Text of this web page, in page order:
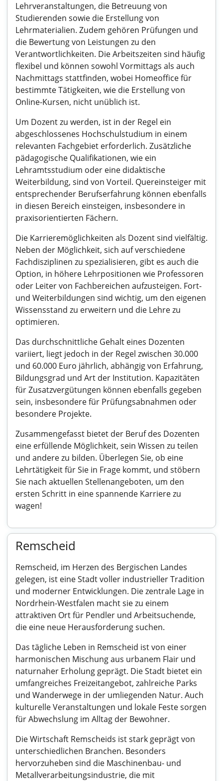
Lehrveranstaltungen, die Betreuung von
Studierenden sowie die Erstellung von
Lehrmaterialien. Zudem gehören Prüfungen und
die Bewertung von Leistungen zu den
Verantwortlichkeiten. Die Arbeitszeiten sind häufig
flexibel und können sowohl Vormittags als auch
Nachmittags stattfinden, wobei Homeoffice für
bestimmte Tätigkeiten, wie die Erstellung von
Online-Kursen, nicht unüblich ist.
Um Dozent zu werden, ist in der Regel ein
abgeschlossenes Hochschulstudium in einem
relevanten Fachgebiet erforderlich. Zusätzliche
pädagogische Qualifikationen, wie ein
Lehramtsstudium oder eine didaktische
Weiterbildung, sind von Vorteil. Quereinsteiger mit
entsprechender Berufserfahrung können ebenfalls
in diesen Bereich einsteigen, insbesondere in
praxisorientierten Fächern.
Die Karrieremöglichkeiten als Dozent sind vielfältig.
Neben der Möglichkeit, sich auf verschiedene
Fachdisziplinen zu spezialisieren, gibt es auch die
Option, in höhere Lehrpositionen wie Professoren
oder Leiter von Fachbereichen aufzusteigen. Fort-
und Weiterbildungen sind wichtig, um den eigenen
Wissensstand zu erweitern und die Lehre zu
optimieren.
Das durchschnittliche Gehalt eines Dozenten
variiert, liegt jedoch in der Regel zwischen 30.000
und 60.000 Euro jährlich, abhängig von Erfahrung,
Bildungsgrad und Art der Institution. Kapazitäten
für Zusatzvergütungen können ebenfalls gegeben
sein, insbesondere für Prüfungsabnahmen oder
besondere Projekte.
Zusammengefasst bietet der Beruf des Dozenten
eine erfüllende Möglichkeit, sein Wissen zu teilen
und andere zu bilden. Überlegen Sie, ob eine
Lehrtätigkeit für Sie in Frage kommt, und stöbern
Sie nach aktuellen Stellenangeboten, um den
ersten Schritt in eine spannende Karriere zu
wagen!
Remscheid
Remscheid, im Herzen des Bergischen Landes
gelegen, ist eine Stadt voller industrieller Tradition
und moderner Entwicklungen. Die zentrale Lage in
Nordrhein-Westfalen macht sie zu einem
attraktiven Ort für Pendler und Arbeitsuchende,
die eine neue Herausforderung suchen.
Das tägliche Leben in Remscheid ist von einer
harmonischen Mischung aus urbanem Flair und
naturnaher Erholung geprägt. Die Stadt bietet ein
umfangreiches Freizeitangebot, zahlreiche Parks
und Wanderwege in der umliegenden Natur. Auch
kulturelle Veranstaltungen und lokale Feste sorgen
für Abwechslung im Alltag der Bewohner.
Die Wirtschaft Remscheids ist stark geprägt von
unterschiedlichen Branchen. Besonders
hervorzuheben sind die Maschinenbau- und
Metallverarbeitungsindustrie, die mit